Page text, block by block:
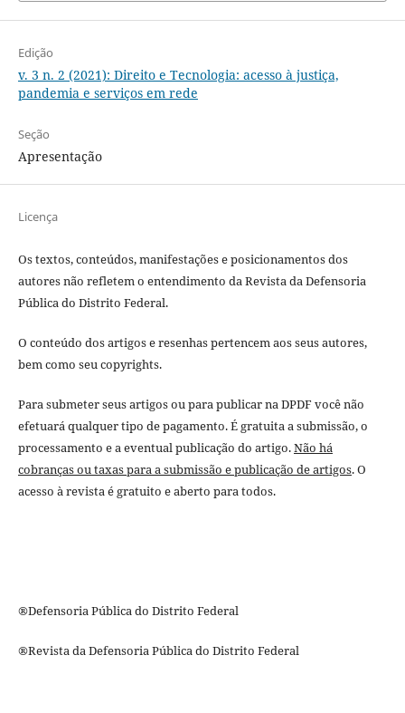
Edição
v. 3 n. 2 (2021): Direito e Tecnologia: acesso à justiça,
pandemia e serviços em rede
Seção
Apresentação
Licença
Os textos, conteúdos, manifestações e posicionamentos dos
autores não refletem o entendimento da Revista da Defensoria
Pública do Distrito Federal.
O conteúdo dos artigos e resenhas pertencem aos seus autores,
bem como seu copyrights.
Para submeter seus artigos ou para publicar na DPDF você não
efetuará qualquer tipo de pagamento. É gratuita a submissão, o
processamento e a eventual publicação do artigo.Não há
cobranças ou taxas para a submissão e publicação de artigos. O
acesso à revista é gratuito e aberto para todos.
®Defensoria Pública do Distrito Federal
®Revista da Defensoria Pública do Distrito Federal